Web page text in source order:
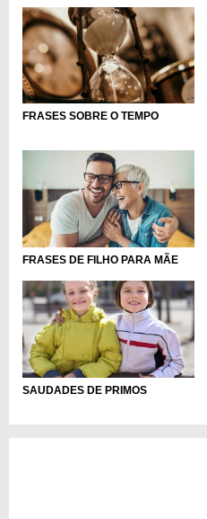
FRASES SOBRE O TEMPO
FRASES DE FILHO PARA MÃE
SAUDADES DE PRIMOS